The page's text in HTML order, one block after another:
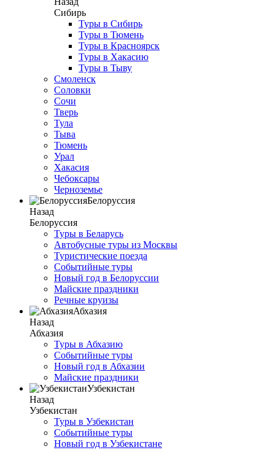
Сибирь
Туры в Сибирь
Туры в Тюмень
Туры в Красноярск
Туры в Хакасию
Туры в Тыву
Смоленск
Соловки
Сочи
Тверь
Тула
Тыва
Тюмень
Урал
Хакасия
Чебоксары
Черноземье
Белоруссия
Назад
Белоруссия
Туры в Беларусь
Автобусные туры из Москвы
Туристические поезда
Событийные туры
Новый год в Белоруссии
Майские праздники
Речные круизы
Абхазия
Назад
Абхазия
Туры в Абхазию
Событийные туры
Новый год в Абхазии
Майские праздники
Узбекистан
Назад
Узбекистан
Туры в Узбекистан
Событийные туры
Новый год в Узбекистане